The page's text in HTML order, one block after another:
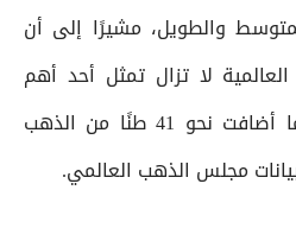
والطويل، مشيرًا إلى أن
لا تزال تمثل أحد أهم
عوامل دعم الأسعار، بعدما أضافت نحو 41 طنًا من الذهب
مجلس الذهب العالمي.